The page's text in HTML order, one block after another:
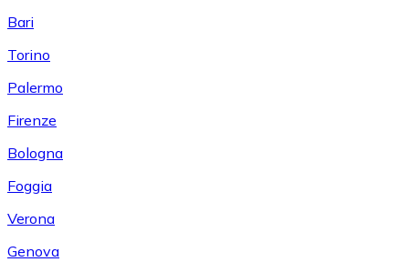
Bari
Torino
Palermo
Firenze
Bologna
Foggia
Verona
Genova